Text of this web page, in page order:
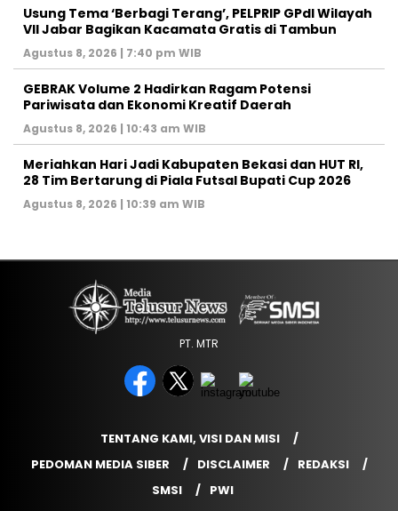
‎Usung Tema ‘Berbagi Terang’, PELPRIP GPdI Wilayah
VII Jabar Bagikan Kacamata Gratis di Tambun
Agustus 8, 2026 | 7:40 pm WIB
GEBRAK Volume 2 Hadirkan Ragam Potensi
Pariwisata dan Ekonomi Kreatif Daerah
Agustus 8, 2026 | 10:43 am WIB
Meriahkan Hari Jadi Kabupaten Bekasi dan HUT RI,
28 Tim Bertarung di Piala Futsal Bupati Cup 2026
Agustus 8, 2026 | 10:39 am WIB
PT. MTR
TENTANG KAMI, VISI DAN MISI
PEDOMAN MEDIA SIBER
DISCLAIMER
REDAKSI
SMSI
PWI